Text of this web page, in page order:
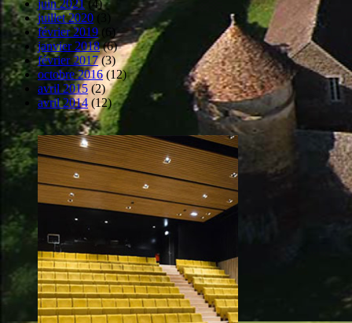
juin 2021 (4)
juillet 2020
février 2019
janvier 2018(6)
février 2017(3)
octobre 2016(12)
avril 2015 (2)
avril 2014 (12)